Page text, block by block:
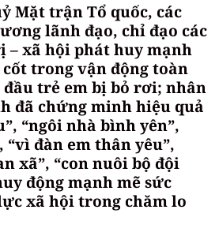
Mặt trận Tổ quốc, các
lãnh đạo, chỉ đạo các
xã hội phát huy mạnh
trong vận động toàn
trẻ em bị bỏ rơi; nhân
đã chứng minh hiệu quả
“ngôi nhà bình yên”,
“vì đàn em thân yêu”,
xã”, “con nuôi bộ đội
động mạnh mẽ sức
xã hội trong chăm lo